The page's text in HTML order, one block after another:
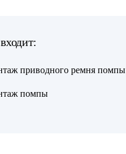
приводного ремня помпы
помпы